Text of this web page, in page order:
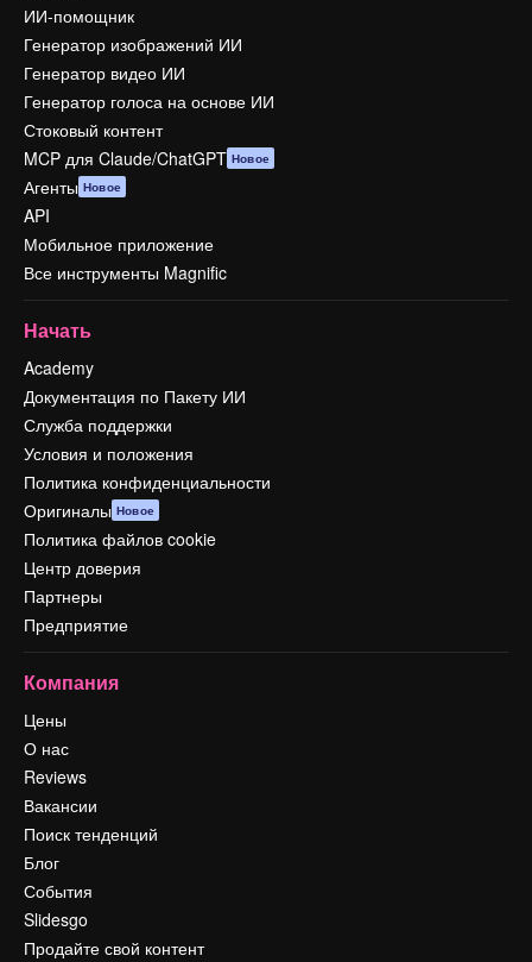
ИИ-помощник
Генератор изображений ИИ
Генератор видео ИИ
Генератор голоса на основе ИИ
Стоковый контент
MCP для Claude/ChatGPT Новое
Агенты Новое
API
Мобильное приложение
Все инструменты Magnific
Начать
Academy
Документация по Пакету ИИ
Служба поддержки
Условия и положения
Политика конфиденциальности
Оригиналы Новое
Политика файлов cookie
Центр доверия
Партнеры
Предприятие
Компания
Цены
О нас
Reviews
Вакансии
Поиск тенденций
Блог
События
Slidesgo
Продайте свой контент